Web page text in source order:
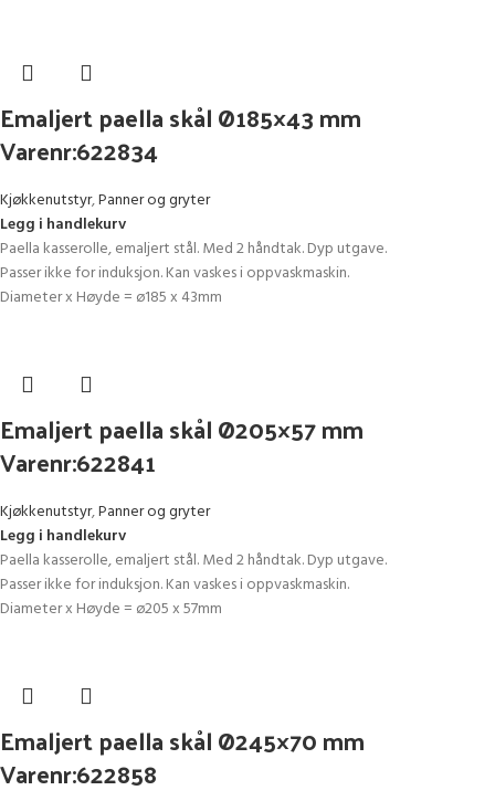
Emaljert paella skål Ø185×43 mm
Varenr:622834
Kjøkkenutstyr,Panner og gryter
Legg i handlekurv
Paella kasserolle, emaljert stål. Med 2 håndtak. Dyp utgave.
Passer ikke for induksjon. Kan vaskes i oppvaskmaskin.
Diameter x Høyde = ø185 x 43mm
Emaljert paella skål Ø205×57 mm
Varenr:622841
Kjøkkenutstyr,Panner og gryter
Legg i handlekurv
Paella kasserolle, emaljert stål. Med 2 håndtak. Dyp utgave.
Passer ikke for induksjon. Kan vaskes i oppvaskmaskin.
Diameter x Høyde = ø205 x 57mm
Emaljert paella skål Ø245×70 mm
Varenr:622858